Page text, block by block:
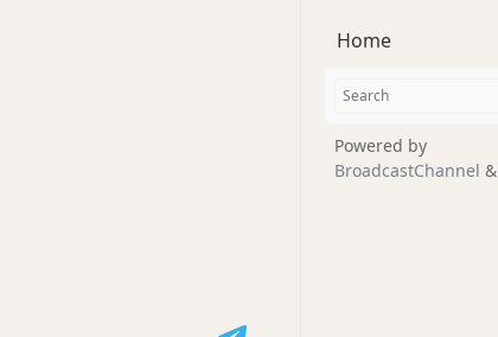
Home
Powered by
BroadcastChannel &